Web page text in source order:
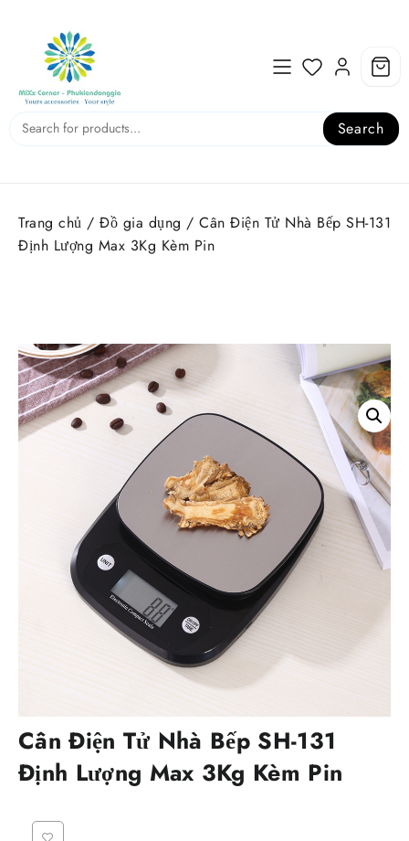
content
Search
Trang chủ / Đồ gia dụng / Cân Điện Tử Nhà Bếp SH-131
Định Lượng Max 3Kg Kèm Pin
Cân Điện Tử Nhà Bếp SH-131
Định Lượng Max 3Kg Kèm Pin